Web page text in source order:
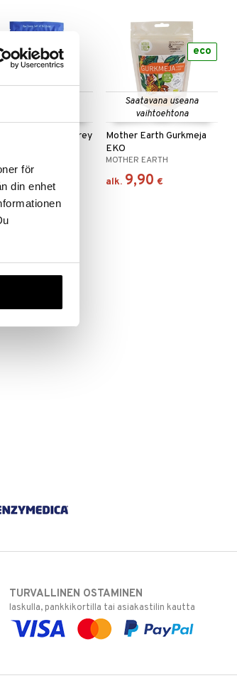
för
din enhet
Sea Salt Light Grey
6,52 €
Saatavana useana
vaihtoehtona
Mother Earth Gurkmeja
EKO
MOTHER EARTH
alk. 9,90 €
eco
TURVALLINEN OSTAMINEN
laskulla, pankkikortilla tai asiakastilin kautta